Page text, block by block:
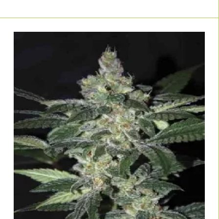
Beratung – sowohl für Anfänger als auch für professionelle Grower. Jetzt
Hanfsamen-Shop von Linda Seedsstöbern und die passende Sorte
finden! Für Grower, die besonders pflegeleichte & widerstandsfähige
Pflanzen suchen, gibt es hier dieTOP 10 robuste feminisierte Sorten
Häufige Fragen zu feminisierten
Hanfsamen
Warum sind feminisierte Hanfsamen so beliebt?
Feminisierte Hanfsamen liefern fast ausschließlich weibliche Pflanzen und
damit planbare, effiziente Durchgänge – ohne Selektionsverluste durch
männliche Pflanzen. Gerade bei begrenztem Platz holst du so das
Maximum an Blütenmasse aus jedem Seed heraus.
Sind feminisierte Seeds für Einsteiger geeignet?